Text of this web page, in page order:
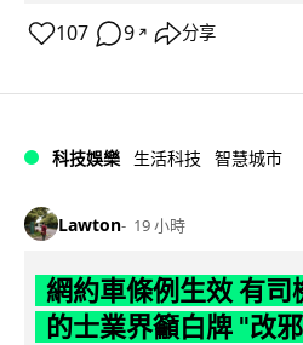
107 9 ↗ 分享
科技娛樂 生活科技 智慧城市
Lawton 19 小時
網約車條例生效 有
的士業界籲白牌 "改